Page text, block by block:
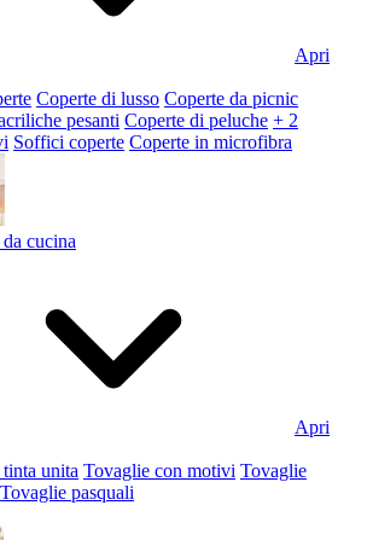
Apri
Coperte di lusso Coperte da picnic
pesanti Coperte di peluche + 2
Soffici coperte Coperte in microfibra
cucina
Apri
unita Tovaglie con motivi Tovaglie
Tovaglie pasquali